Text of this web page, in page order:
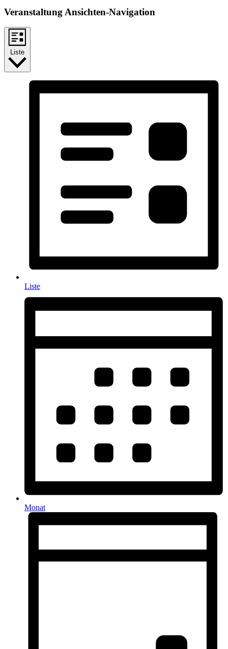
Veranstaltung Ansichten-Navigation
Liste
Liste
Monat